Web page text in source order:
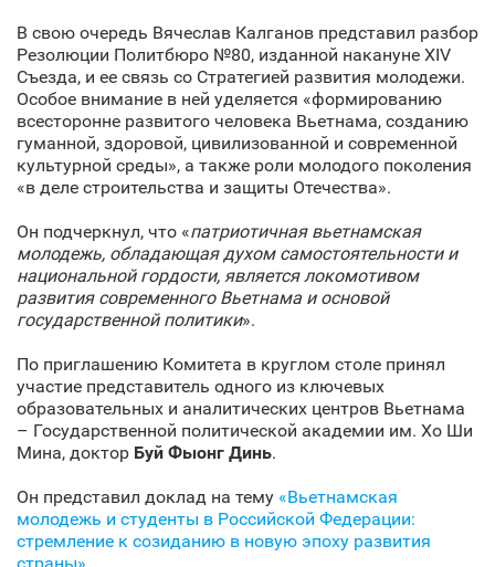
В свою очередь Вячеслав Калганов представил разбор
Резолюции Политбюро №80, изданной накануне XIV
Съезда, и ее связь со Стратегией развития молодежи.
Особое внимание в ней уделяется «формированию
всесторонне развитого человека Вьетнама, созданию
гуманной, здоровой, цивилизованной и современной
культурной среды», а также роли молодого поколения
«в деле строительства и защиты Отечества».
Он подчеркнул, что «патриотичная вьетнамская
молодежь, обладающая духом самостоятельности и
национальной гордости, является локомотивом
развития современного Вьетнама и основой
государственной политики».
По приглашению Комитета в круглом столе принял
участие представитель одного из ключевых
образовательных и аналитических центров Вьетнама
– Государственной политической академии им. Хо Ши
Мина, доктор Буй Фыонг Динь.
Он представил доклад на тему «Вьетнамская
молодежь и студенты в Российской Федерации:
стремление к созиданию в новую эпоху развития